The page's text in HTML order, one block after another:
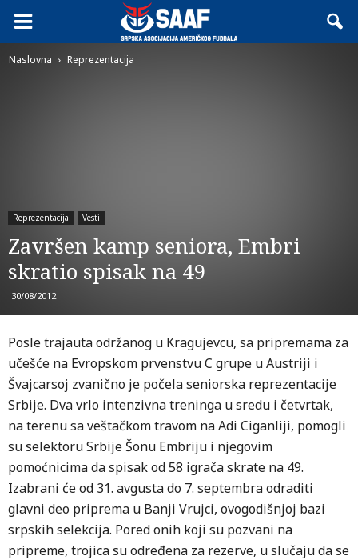
Naslovna Reprezentacija
Reprezentacija Vesti
Završen kamp seniora, Embri
skratio spisak na 49
30/08/2012
Posle trajauta održanog u Kragujevcu, sa pripremama za
učešće na Evropskom prvenstvu C grupe u Austriji i
Švajcarsoj zvanično je počela seniorska reprezentacije
Srbije. Dva vrlo intenzivna treninga u sredu i četvrtak,
na terenu sa veštačkom travom na Adi Ciganliji, pomogli
su selektoru Srbije Šonu Embriju i njegovim
pomoćnicima da spisak od 58 igrača skrate na 49.
Izabrani će od 31. avgusta do 7. septembra odraditi
glavni deo priprema u Banji Vrujci, ovogodišnjoj bazi
srpskih selekcija. Pored onih koji su pozvani na
pripreme, trojica su određena za rezerve, u slučaju da se